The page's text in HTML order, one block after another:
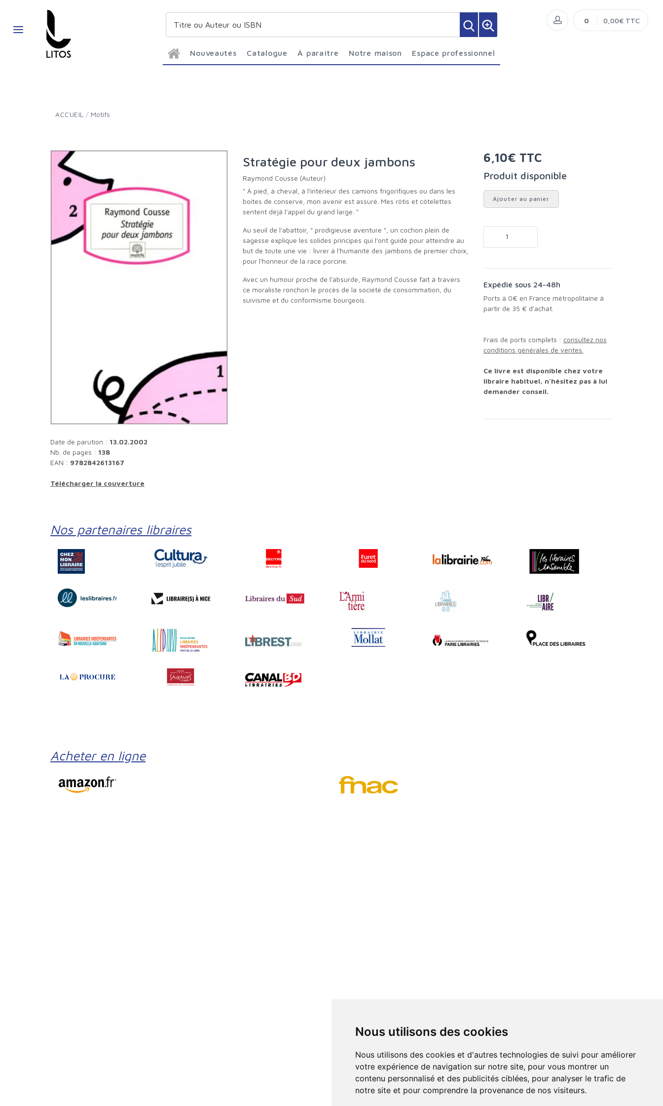
Nous utilisons des cookies
Nous utilisons des cookies et d'autres technologies de suivi pour améliorer
votre expérience de navigation sur notre site, pour vous montrer un
contenu personnalisé et des publicités ciblées, pour analyser le trafic de
notre site et pour comprendre la provenance de nos visiteurs.
Nouveautés Catalogue À paraître Notre maison Espace professionnel
0 0,00€ TTC
ACCUEIL / Motifs
Date de parution : 13.02.2002
Nb. de pages : 138
EAN : 9782842613167
Télécharger la couverture
Stratégie pour deux jambons
Raymond Cousse (Auteur)
" À pied, à cheval, à l'intérieur des camions frigorifiques ou dans les
boites de conserve, mon avenir est assuré. Mes rôtis et côtelettes
sentent déjà l'appel du grand large. "
Au seuil de l'abattoir, " prodigieuse aventure ", un cochon plein de
sagesse explique les solides principes qui l'ont guidé pour atteindre au
but de toute une vie : livrer à l'humanité des jambons de premier choix,
pour l'honneur de la race porcine.
Avec un humour proche de l'absurde, Raymond Cousse fait à travers
ce moraliste ronchon le procès de la société de consommation, du
suivisme et du conformisme bourgeois.
6,10€ TTC
Produit disponible
Ajouter au panier
Expédié sous 24-48h
Ports à 0€ en France métropolitaine à
partir de 35 € d'achat.
Frais de ports complets : consultez nos
conditions générales de ventes.
Ce livre est disponible chez votre
libraire habituel, n'hésitez pas à lui
demander conseil.
Nos partenaires libraires
Acheter en ligne